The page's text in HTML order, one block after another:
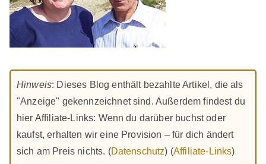
Hinweis: Dieses Blog enthält bezahlte Artikel, die als
"Anzeige" gekennzeichnet sind. Außerdem findest du
hier Affiliate-Links: Wenn du darüber buchst oder
kaufst, erhalten wir eine Provision – für dich ändert
sich am Preis nichts. (Datenschutz) (Affiliate-Links)